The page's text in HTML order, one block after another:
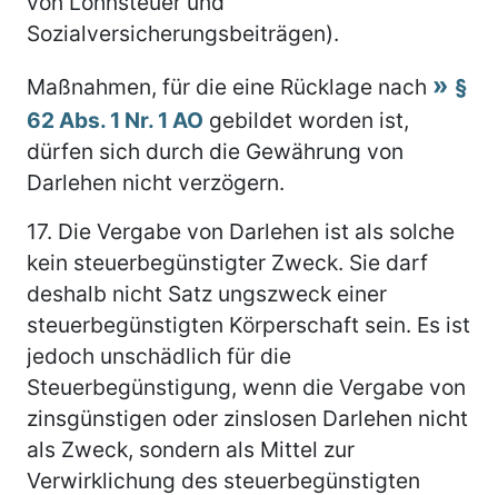
Sozialversicherungsbeiträgen).
Maßnahmen, für die eine Rücklage nach
§
62 Abs. 1 Nr. 1 AO gebildet worden ist,
dürfen sich durch die Gewährung von
Darlehen nicht verzögern.
17. Die Vergabe von Darlehen ist als solche
kein steuerbegünstigter Zweck. Sie darf
deshalb nicht Satz ungszweck einer
steuerbegünstigten Körperschaft sein. Es ist
jedoch unschädlich für die
Steuerbegünstigung, wenn die Vergabe von
zinsgünstigen oder zinslosen Darlehen nicht
als Zweck, sondern als Mittel zur
Verwirklichung des steuerbegünstigten